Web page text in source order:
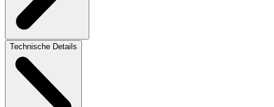
Technische Details